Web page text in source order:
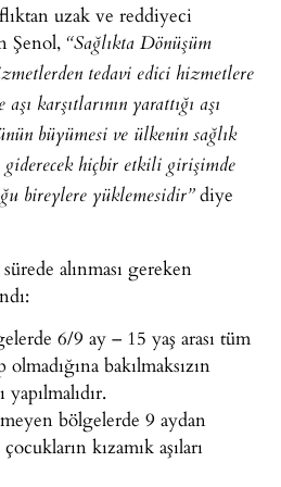
uzak ve reddiyeci
Şenol, “Sağlıkta Dönüşüm
tedavi edici hizmetlere
karşıtlarının yarattığı aşı
büyümesi ve ülkenin sağlık
hiçbir etkili girişimde
bireylere yüklemesidir”diye
alınması gereken
6/9 ay – 15 yaş arası tüm
olmadığına bakılmaksızın
bölgelerde 9 aydan
kızamık aşıları